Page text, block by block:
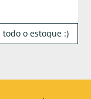
o estoque :)